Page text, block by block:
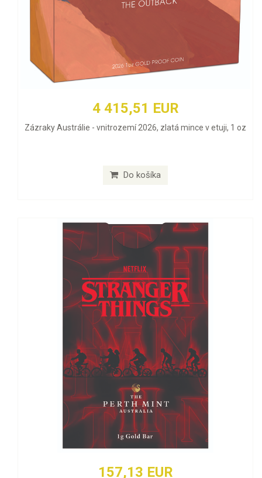
4 415,51 EUR
Zázraky Austrálie - vnitrozemí 2026, zlatá mince v etuji, 1 oz
Do košíka
157,13 EUR